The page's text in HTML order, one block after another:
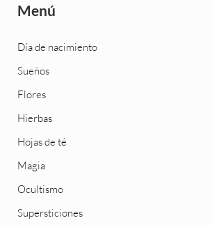
Menú
Día de nacimiento
Sueños
Flores
Hierbas
Hojas de té
Magia
Ocultismo
Supersticiones